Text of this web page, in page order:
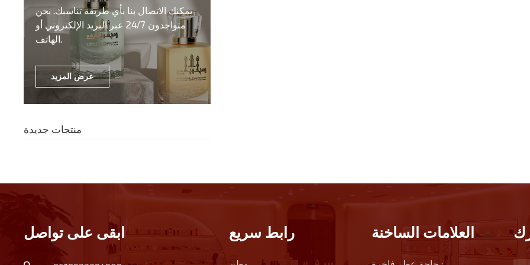
يمكنك الاتصال بنا بأي طريقة تناسبك. نحن
متواجدون 24/7 عبر البريد الإلكتروني أو
الهاتف.
عرض المزيد
منتجات جديدة
ابقى على تواصل رابط سريع العلامات الساخنة